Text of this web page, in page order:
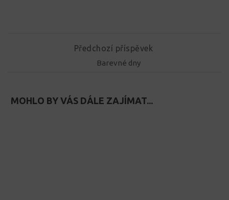
Předchozí příspěvek
Barevné dny
MOHLO BY VÁS DÁLE ZAJÍMAT...